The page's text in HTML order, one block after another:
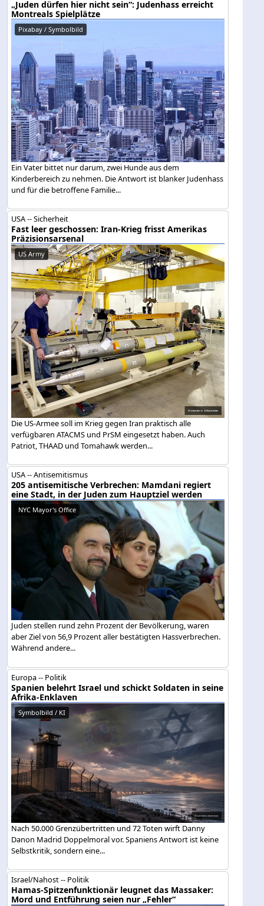
„Juden dürfen hier nicht sein“: Judenhass erreicht
Montreals Spielplätze
Pixabay / Symbolbild
Ein Vater bittet nur darum, zwei Hunde aus dem
Kinderbereich zu nehmen. Die Antwort ist blanker Judenhass
und für die betroffene Familie...
USA -- Sicherheit
Fast leer geschossen: Iran-Krieg frisst Amerikas
Präzisionsarsenal
US Army
Die US-Armee soll im Krieg gegen Iran praktisch alle
verfügbaren ATACMS und PrSM eingesetzt haben. Auch
Patriot, THAAD und Tomahawk werden...
USA -- Antisemitismus
205 antisemitische Verbrechen: Mamdani regiert
eine Stadt, in der Juden zum Hauptziel werden
NYC Mayor's Office
Juden stellen rund zehn Prozent der Bevölkerung, waren
aber Ziel von 56,9 Prozent aller bestätigten Hassverbrechen.
Während andere...
Europa -- Politik
Spanien belehrt Israel und schickt Soldaten in seine
Afrika-Enklaven
Symbolbild / KI
Nach 50.000 Grenzübertritten und 72 Toten wirft Danny
Danon Madrid Doppelmoral vor. Spaniens Antwort ist keine
Selbstkritik, sondern eine...
Israel/Nahost -- Politik
Hamas-Spitzenfunktionär leugnet das Massaker:
Mord und Entführung seien nur „Fehler“